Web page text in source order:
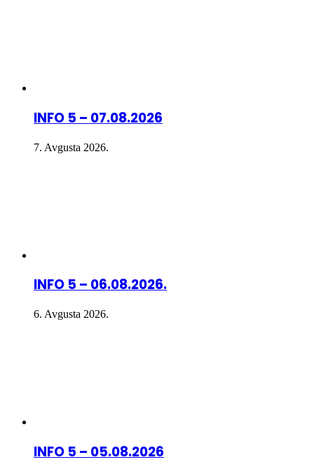
INFO 5 – 07.08.2026
7. Avgusta 2026.
INFO 5 – 06.08.2026.
6. Avgusta 2026.
INFO 5 – 05.08.2026